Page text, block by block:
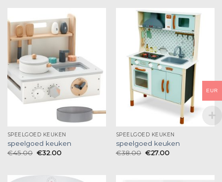
SPEELGOED KEUKEN
speelgoed keuken
€45.00 €32.00
SPEELGOED KEUKEN
speelgoed keuken
€38.00 €27.00
EUR